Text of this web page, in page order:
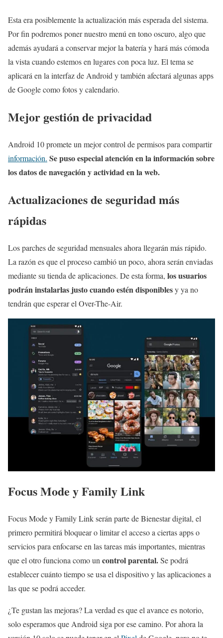
Esta era posiblemente la actualización más esperada del sistema.
Por fin podremos poner nuestro menú en tono oscuro, algo que
además ayudará a conservar mejor la batería y hará más cómoda
la vista cuando estemos en lugares con poca luz. El tema se
aplicará en la interfaz de Android y también afectará algunas apps
de Google como fotos y calendario.
Mejor gestión de privacidad
Android 10 promete un mejor control de permisos para compartir
información. Se puso especial atención en la información sobre
los datos de navegación y actividad en la web.
Actualizaciones de seguridad más
rápidas
Los parches de seguridad mensuales ahora llegarán más rápido.
La razón es que el proceso cambió un poco, ahora serán enviadas
mediante su tienda de aplicaciones. De esta forma, los usuarios
podrán instalarlas justo cuando estén disponiblesy ya no
tendrán que esperar el Over-The-Air.
Focus Mode y Family Link
Focus Mode y Family Link serán parte de Bienestar digital, el
primero permitirá bloquear o limitar el acceso a ciertas apps o
servicios para enfocarse en las tareas más importantes, mientras
que el otro funciona como uncontrol parental.Se podrá
establecer cuánto tiempo se usa el dispositivo y las aplicaciones a
las que se podrá acceder.
¿Te gustan las mejoras? La verdad es que el avance es notorio,
solo esperamos que Android siga por ese camino. Por ahora la